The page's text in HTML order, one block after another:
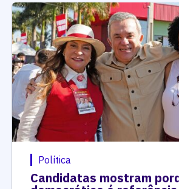
Política
Candidatas mostram